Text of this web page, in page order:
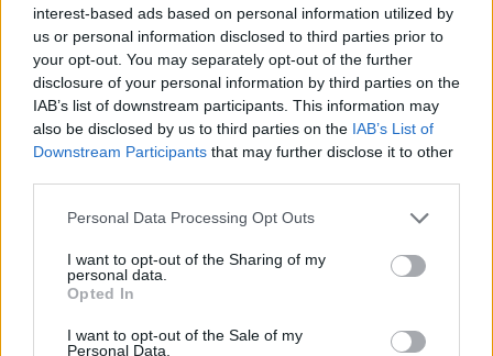
interest-based ads based on personal information utilized by
us or personal information disclosed to third parties prior to
your opt-out. You may separately opt-out of the further
disclosure of your personal information by third parties on the
IAB’s list of downstream participants. This information may
also be disclosed by us to third parties on the IAB’s List of
Downstream Participants that may further disclose it to other
Personal Data Processing Opt Outs
I want to opt-out of the Sharing of my
personal data.
Opted In
I want to opt-out of the Sale of my
Personal Data.
Całoroczny harmonogram rozgrywek BLAST
Premier przedstawia się następująco:
Spring Showdown: 6-10.03
Spring Final: 12-16.06
Fall Groups: 29.07-04.08
World Final: 13-17.11
BLAST Sprint Showdown, w którym zagrają drużyny,